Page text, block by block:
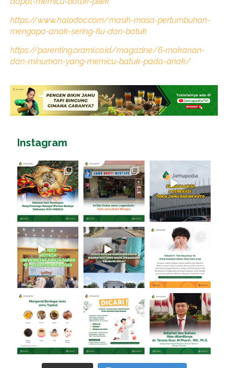
https://www.halodoc.com/masih-masa-pertumbuhan-
mengapa-anak-sering-flu-dan-batuk
https://parenting.orami.co.id/magazine/6-makanan-
dan-minuman-yang-memicu-batuk-pada-anak/
Instagram